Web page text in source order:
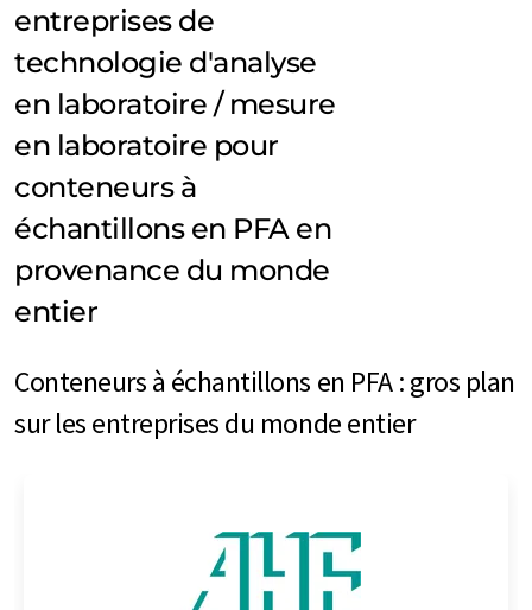
entreprises de
technologie d'analyse
en laboratoire / mesure
en laboratoire pour
conteneurs à
échantillons en PFA en
provenance du monde
entier
Conteneurs à échantillons en PFA : gros plan
sur les entreprises du monde entier